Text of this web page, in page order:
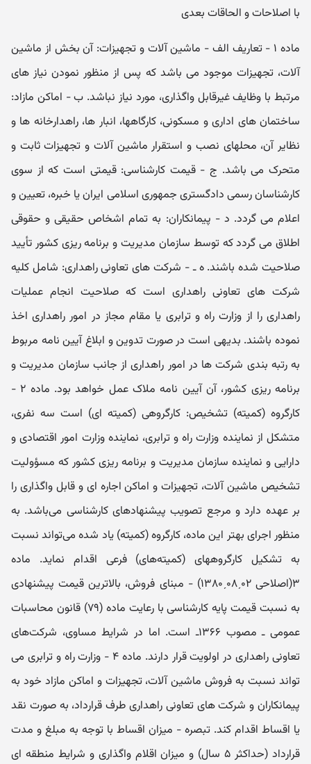
با اصلاحات و الحاقات بعدی
ماده ۱ -‌ تعاریف الف - ماشین آلات و تجهیزات: آن بخش از ماشین
آلات، تجهیزات موجود می ‌باشد که پس از منظور نمودن نیاز های
مرتبط با وظایف غیرقابل ‌واگذاری، مورد نیاز نباشد. ب - اماکن مازاد:
ساختمان‌ های اداری و مسکونی، کارگاهها، انبار ها، راهدارخانه‌ ها و
نظایر آن، محلهای نصب و استقرار ماشین آلات و تجهیزات ثابت ‌و
متحرک می‌ باشد. ج - قیمت کارشناسی: قیمتی است که از سوی
کارشناسان رسمی دادگستری جمهوری اسلامی ایران یا خبره، تعیین و
اعلام می ‌گردد. د - پیمانکاران: به تمام اشخاص حقیقی و حقوقی
اطلاق می ‌گردد که توسط سازمان مدیریت و برنامه ریزی کشور تأیید
صلاحیت شده باشند. ه ـ - شرکت‌ های تعاونی راهداری: شامل کلیه
شرکت‌ های تعاونی راهداری است که صلاحیت انجام عملیات
راهداری را از وزارت راه و ترابری یا مقام ‌مجاز در امور راهداری اخذ
نموده باشند. بدیهی است در صورت تدوین و ابلاغ آیین ‌نامه مربوط
به رتبه بندی شرکت‌ ها در امور راهداری از جانب ‌سازمان مدیریت و
برنامه ریزی کشور، آن آیین ‌نامه ملاک عمل خواهد بود. ماده ۲ -
کارگروه (‌کمیته) تشخیص: کارگروهی (‌کمیته ای) است سه نفری،
متشکل از نماینده وزارت راه و ترابری، نماینده وزارت امور اقتصادی و
‌دارایی و نماینده سازمان مدیریت و برنامه ریزی کشور که مسؤولیت
تشخیص ماشین آلات، تجهیزات و اماکن اجاره ای و قابل واگذاری را
بر عهده دارد‌ و مرجع تصویب پیشنهادهای کارشناسی می‌باشد. به
منظور اجرای بهتر این ماده، کارگروه (‌کمیته) یاد شده می‌تواند نسبت
به تشکیل کارگروههای (‌کمیته‌های) فرعی اقدام نماید. ماده
۳(اصلاحی ۰۲ˏ۰۸ˏ۱۳۸۰) - مبنای فروش، بالاترین قیمت پیشنهادی
به نسبت قیمت پایه کارشناسی با رعایت ماده (۷۹) قانون محاسبات
عمومی ـ مصوب ۱۳۶۶‌ـ‌ است. اما در شرایط مساوی، شرکت‌های
تعاونی راهداری در اولویت‌ قرار دارند. ماده ۴ - وزارت راه و ترابری می‌
تواند نسبت به فروش ماشین آلات، تجهیزات و اماکن مازاد خود به
پیمانکاران و شرکت‌ های تعاونی راهداری طرف‌ قرارداد، به صورت نقد
یا اقساط اقدام کند. تبصره - میزان اقساط با توجه به مبلغ و مدت
قرارداد (‌حداکثر ۵ سال) و میزان اقلام واگذاری و شرایط منطقه ای